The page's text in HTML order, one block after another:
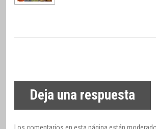
Deja una respuesta
Los comentarios en esta página están